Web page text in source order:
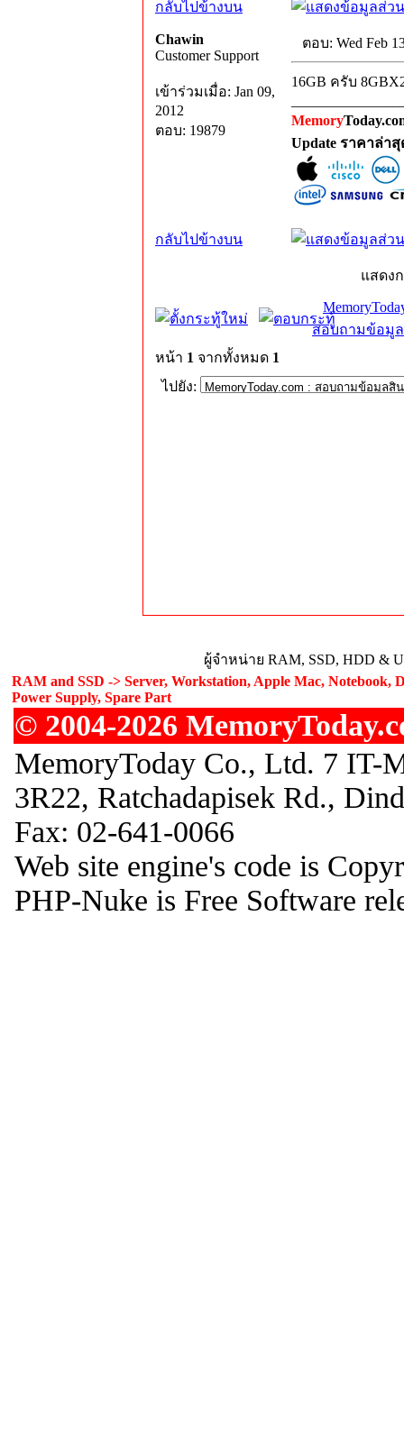
กลับไปข้างบน
Chawin
Customer Support
เข้าร่วมเมื่อ: Jan 09,
2012
ตอบ: 19879
ตอบ: Wed Feb
16GB ครับ
Memory
Update ราคาล่า
กลับไปข้างบน
แสดง
สอบถามข้อมู
หน้า 1 จากทั้งหมด 1
ไปยัง:
ผู้จำหน่าย RAM, SSD, HDD &
RAM and SSD -> Server, Workstation, Apple Mac, Notebook,
Power Supply, Spare Part
© 2004-2026
MemoryToday Co., Ltd. 7 IT-
3R22, Ratchadapisek Rd.,
Fax: 02-641-0066
Web site engine's code is
PHP-Nuke is Free Software